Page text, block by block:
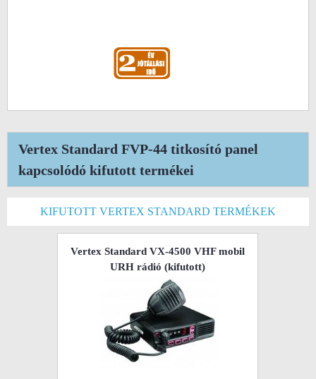
Vertex Standard FVP-44 titkosító panel
kapcsolódó kifutott termékei
KIFUTOTT VERTEX STANDARD TERMÉKEK
Vertex Standard VX-4500 VHF mobil
URH rádió (kifutott)